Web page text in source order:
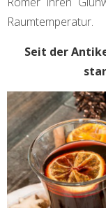
Raumtemperatur.
Seit der